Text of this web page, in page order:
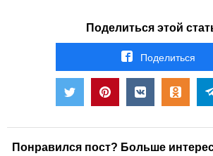
Поделиться этой
Поделиться
Понравился пост? Больше